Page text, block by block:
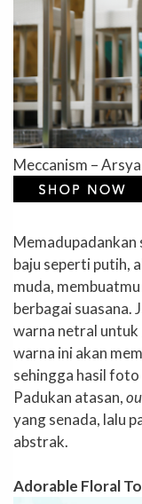
Meccanism –
Memadupadankan
baju seperti putih,
muda,
berbagai suasana.
warna netral untuk
warna ini akan
sehingga hasil
Padukan atasan,
yang senada, lalu
abstrak.
Adorable Floral